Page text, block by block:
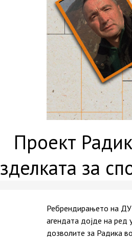
Проект
зделката за
Ребрендирањето на
агендата дојде на
дозволите за Радика